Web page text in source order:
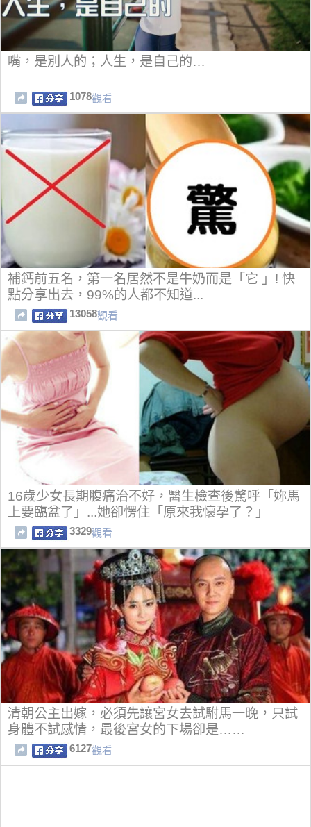
嘴，是別人的；人生，是自己的…
1078觀看
補鈣前五名，第一名居然不是牛奶而是「它 」! 快
點分享出去，99%的人都不知道...
13058觀看
16歲少女長期腹痛治不好，醫生檢查後驚呼「妳馬
上要臨盆了」...她卻愣住「原來我懷孕了？」
3329觀看
清朝公主出嫁，必須先讓宮女去試駙馬一晚，只試
身體不試感情，最後宮女的下場卻是……
6127觀看